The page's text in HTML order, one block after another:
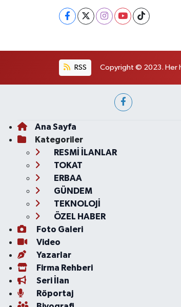
RSS Copyright © 2023. Her
Ana Sayfa
Kategoriler
RESMİ İLANLAR
TOKAT
ERBAA
GÜNDEM
TEKNOLOJİ
ÖZEL HABER
Foto Galeri
Video
Yazarlar
Firma Rehberi
Seri İlan
Röportaj